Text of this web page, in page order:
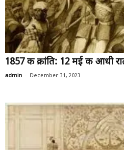
1857 की क्रांति: 12 मई की आधी
admin - December 31, 2023